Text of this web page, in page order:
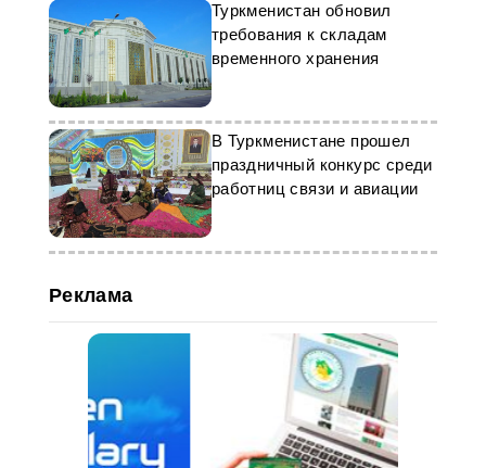
Туркменистан обновил
требования к складам
временного хранения
В Туркменистане прошел
праздничный конкурс среди
работниц связи и авиации
Реклама